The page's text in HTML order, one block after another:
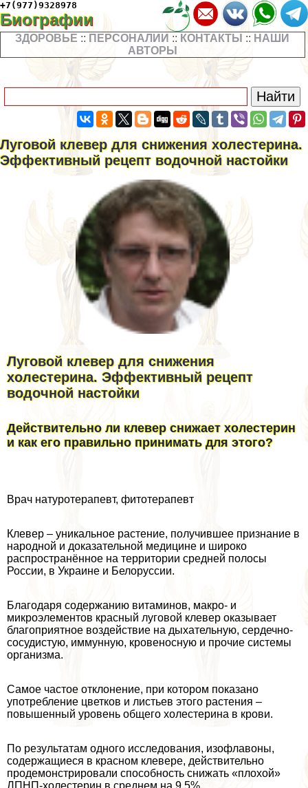
+7(977)9328978
Биографии
ЗДОРОВЬЕ :: ПЕРСОНАЛИИ :: КОНТАКТЫ :: НАШИ
АВТОРЫ
Луговой клевер для снижения холестерина.
Эффективный рецепт водочной настойки
Луговой клевер для снижения
холестерина. Эффективный рецепт
водочной настойки
Действительно ли клевер снижает холестерин
и как его правильно принимать для этого?
Врач натуротерапевт, фитотерапевт
Клевер – уникальное растение, получившее признание в
народной и доказательной медицине и широко
распространённое на территории средней полосы
России, в Украине и Белоруссии.
Благодаря содержанию витаминов, макро- и
микроэлементов красный луговой клевер оказывает
благоприятное воздействие на дыхательную, сердечно-
сосудистую, иммунную, кровеносную и прочие системы
организма.
Самое частое отклонение, при котором показано
употрeбление цветков и листьев этого растения –
повышенный уровень общего холестерина в крови.
По результатам одного исследования, изофлавоны,
содержащиеся в красном клевере, действительно
продемонстрировали способность снижать «плохой»
ЛПНП-холестерин в среднем на 9.5%.